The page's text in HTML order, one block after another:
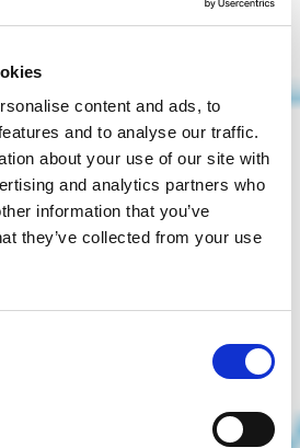
content and ads, to
and to analyse our traffic.
about your use of our site with
and analytics partners who
information that you’ve
they’ve collected from your use